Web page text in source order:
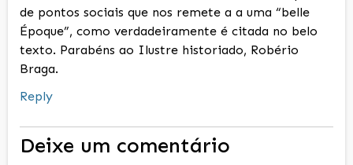
de pontos sociais que nos remete a a uma “belle
Époque”, como verdadeiramente é citada no belo
texto. Parabéns ao Ilustre historiado, Robério
Braga.
Reply
Deixe um comentário